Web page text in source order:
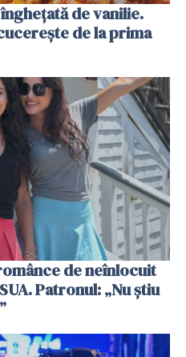
de vanilie.
de la prima
de neînlocuit
Patronul: „Nu știu